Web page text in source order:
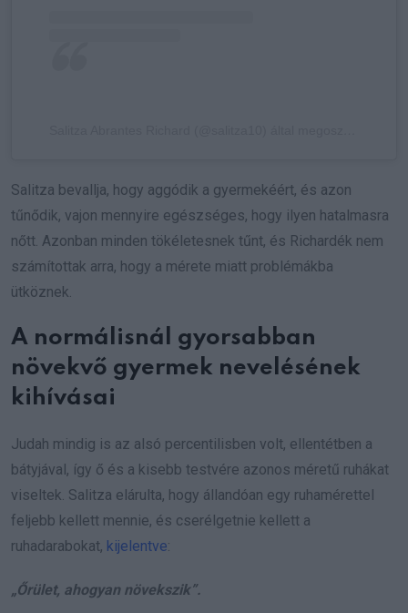
Salitza bevallja, hogy aggódik a gyermekéért, és azon
tűnődik, vajon mennyire egészséges, hogy ilyen hatalmasra
nőtt. Azonban minden tökéletesnek tűnt, és Richardék nem
számítottak arra, hogy a mérete miatt problémákba
ütköznek.
A normálisnál gyorsabban
növekvő gyermek nevelésének
kihívásai
Judah mindig is az alsó percentilisben volt, ellentétben a
bátyjával, így ő és a kisebb testvére azonos méretű ruhákat
viseltek. Salitza elárulta, hogy állandóan egy ruhamérettel
feljebb kellett mennie, és cserélgetnie kellett a
ruhadarabokat, kijelentve:
„Őrület, ahogyan növekszik”.